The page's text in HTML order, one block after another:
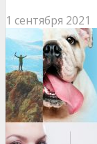
1 сентября 2021